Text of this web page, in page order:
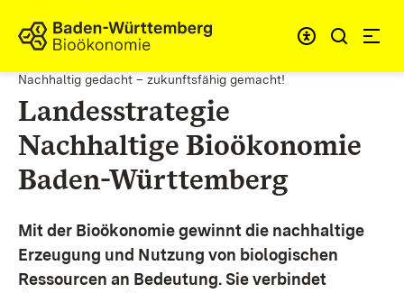
Zum Inhalt springen
Link zur Startseite
Nachhaltig gedacht – zukunftsfähig gemacht!
Landesstrategie
Nachhaltige Bioökonomie
Baden-Württemberg
Mit der Bioökonomie gewinnt die nachhaltige
Erzeugung und Nutzung von biologischen
Ressourcen an Bedeutung. Sie verbindet